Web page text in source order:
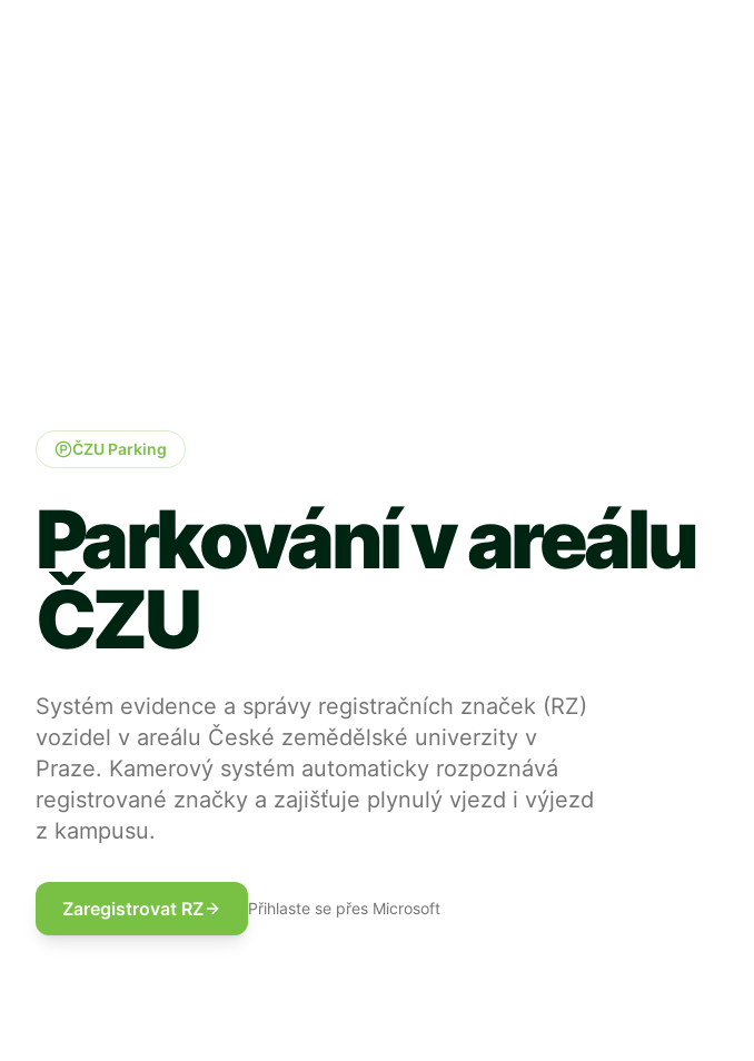
ČZU Parking
Parkování v areálu
ČZU
Systém evidence a správy registračních značek (RZ)
vozidel v areálu České zemědělské univerzity v
Praze. Kamerový systém automaticky rozpoznává
registrované značky a zajišťuje plynulý vjezd i výjezd
z kampusu.
Zaregistrovat RZ Přihlaste se přes Microsoft